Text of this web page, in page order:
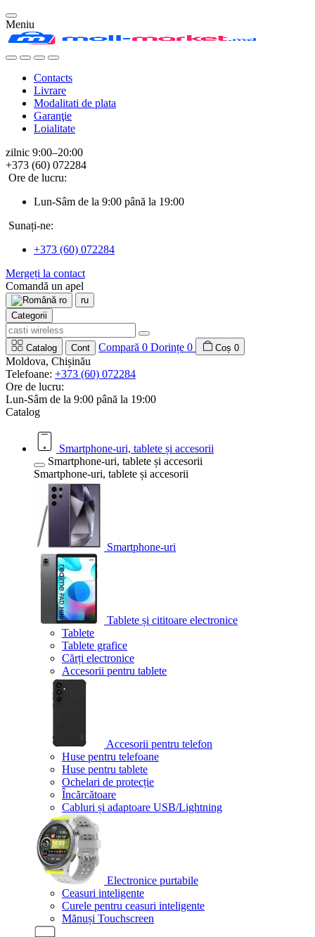
Meniu
Contacts
Livrare
Modalitati de plata
Garanţie
Loialitate
zilnic 9:00–20:00
+373 (60) 072284
Ore de lucru:
Lun-Sâm de la 9:00 până la 19:00
Sunați-ne:
+373 (60) 072284
Mergeți la contact
Comandă un apel
ro
ru
Categorii
Catalog Cont Compară 0 Dorințe 0 Coș 0
Moldova, Chișinău
Telefoane: +373 (60) 072284
Ore de lucru:
Lun-Sâm de la 9:00 până la 19:00
Catalog
Smartphone-uri, tablete și accesorii
Smartphone-uri, tablete și accesorii
Smartphone-uri, tablete și accesorii
Smartphone-uri
Tablete și cititoare electronice
Tablete
Tablete grafice
Cărți electronice
Accesorii pentru tablete
Accesorii pentru telefon
Huse pentru telefoane
Huse pentru tablete
Ochelari de protecție
Încărcătoare
Cabluri și adaptoare USB/Lightning
Electronice purtabile
Ceasuri inteligente
Curele pentru ceasuri inteligente
Mănuși Touchscreen